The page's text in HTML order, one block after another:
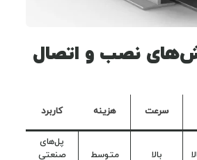
نصب و اتصال
سرعت هزینه کاربرد
بالا متوسط
پل‌های
صنعتی